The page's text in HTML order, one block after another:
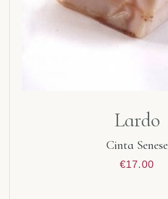
Lardo
Cinta Senese
€17.00